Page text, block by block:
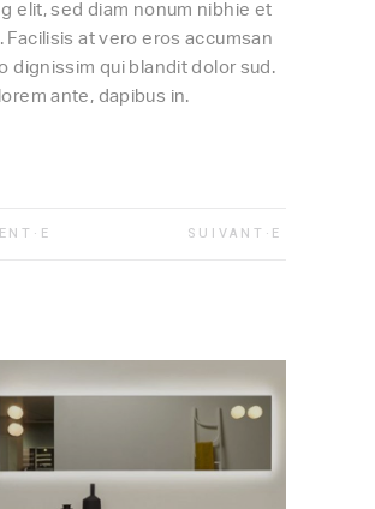
elit, sed diam nonum nibhie et
Facilisis at vero eros accumsan
dignissim qui blandit dolor sud.
ante, dapibus in.
SUIVANT·E